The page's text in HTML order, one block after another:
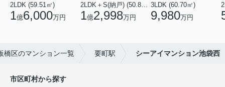
2LDK (59.51㎡)
1億6,000万円 1億2,998万円
3LDK (60.70㎡)
9,980万円
橋区のマンション一覧 要町駅 シーアイマンション池袋西
市区町村から探す